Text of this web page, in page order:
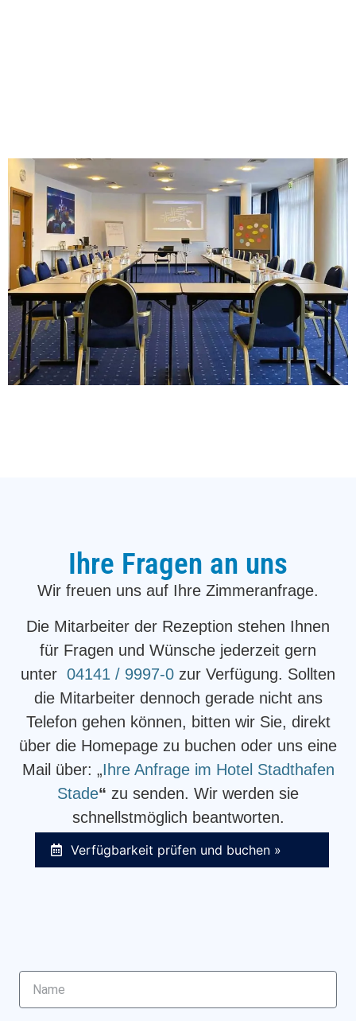
Ihre Fragen an uns
Wir freuen uns auf Ihre Zimmeranfrage.
Die Mitarbeiter der Rezeption stehen Ihnen
für Fragen und Wünsche jederzeit gern
unter 04141 / 9997-0 zur Verfügung. Sollten
die Mitarbeiter dennoch gerade nicht ans
Telefon gehen können, bitten wir Sie, direkt
über die Homepage zu buchen oder uns eine
Mail über: „Ihre Anfrage im Hotel Stadthafen
Stade“ zu senden. Wir werden sie
schnellstmöglich beantworten.
Verfügbarkeit prüfen und buchen »